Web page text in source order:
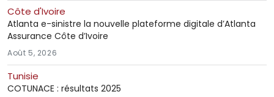
Côte d'Ivoire
Atlanta e-sinistre la nouvelle plateforme digitale d’Atlanta
Assurance Côte d’Ivoire
Août 5, 2026
Tunisie
COTUNACE : résultats 2025